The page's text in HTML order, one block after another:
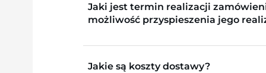
Jaki jest termin realizacji
możliwość przyspieszenia jego
Jakie są koszty dostawy?